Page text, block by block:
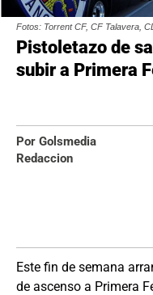
Fotos: Torrent CF, CF Talavera,
Pistoletazo de
subir a Primera
Este fin de semana
de ascenso a Primera
Por Golsmedia
Redaccion